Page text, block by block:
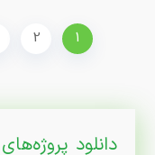
1
2
دانلود